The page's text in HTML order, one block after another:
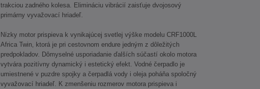
trakciou zadného kolesa. Elimináciu vibrácií zaisťuje dvojosový
primárny vyvažovací hriadeľ.
Nízky motor prispieva k vynikajúcej svetlej výške modelu CRF1000L
Africa Twin, ktorá je pri cestovnom endure jedným z dôležitých
predpokladov. Dômyselné usporiadanie ďalších súčastí okolo motora
vytvára pozitívny dynamický i estetický efekt. Vodné čerpadlo je
umiestnené v puzdre spojky a čerpadlá vody i oleja poháňa spoločný
vyvažovací hriadeľ. K zmenšeniu rozmerov motora prispieva i